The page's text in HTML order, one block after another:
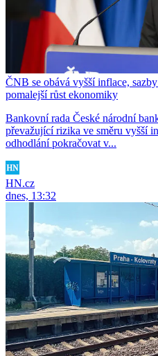
ČNB se obává vyšší inflace,
pomalejší růst ekonomiky
Bankovní rada České národní
převažující rizika ve směru vyšší
odhodlání pokračovat v...
HN.cz
dnes, 13:32